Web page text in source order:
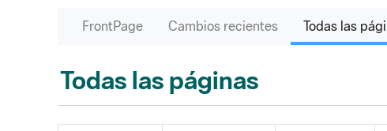
FrontPage Cambios recientes Todas las
Todas las páginas